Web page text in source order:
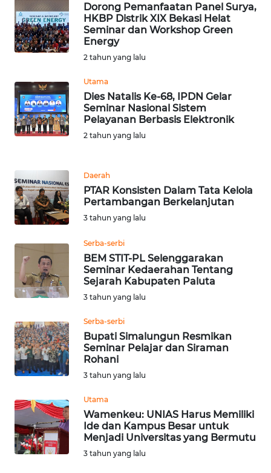
Dorong Pemanfaatan Panel Surya,
HKBP Distrik XIX Bekasi Helat
Seminar dan Workshop Green
Energy
2 tahun yang lalu
Utama
Dies Natalis Ke-68, IPDN Gelar
Seminar Nasional Sistem
Pelayanan Berbasis Elektronik
2 tahun yang lalu
Daerah
PTAR Konsisten Dalam Tata Kelola
Pertambangan Berkelanjutan
3 tahun yang lalu
Serba-serbi
BEM STIT-PL Selenggarakan
Seminar Kedaerahan Tentang
Sejarah Kabupaten Paluta
3 tahun yang lalu
Serba-serbi
Bupati Simalungun Resmikan
Seminar Pelajar dan Siraman
Rohani
3 tahun yang lalu
Utama
Wamenkeu: UNIAS Harus Memiliki
Ide dan Kampus Besar untuk
Menjadi Universitas yang Bermutu
3 tahun yang lalu
WN
SUMBAR
WN
WN
BENGKULU
WN
JATENG
NUSANTARA
WN
JOGJA
WN
JATIM
WN
BALI
WN
KALBAR
WN